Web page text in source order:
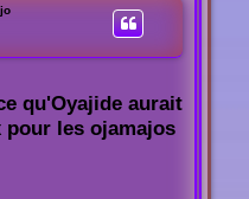
qu'Oyajide aurait
pour les ojamajos